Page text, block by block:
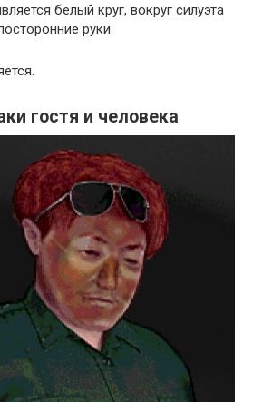
белый круг, вокруг силуэта
руки.
гостя и человека